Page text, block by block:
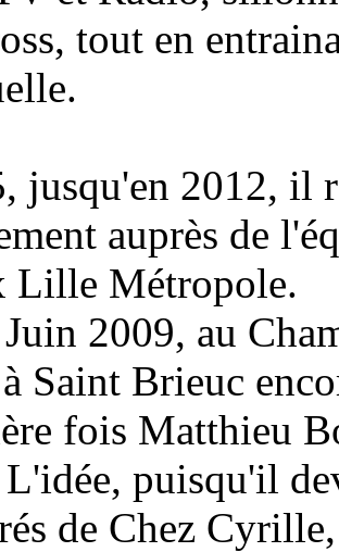
tout en
jusqu'en 2012, il
auprès de
Lille Métropole.
2009, au
Saint Brieuc
fois Matthieu
puisqu'il
de Chez